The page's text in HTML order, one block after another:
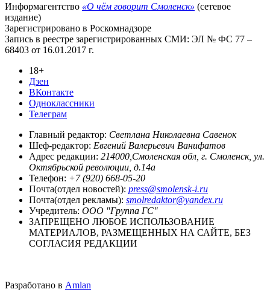
Информагентство «О чём говорит Смоленск» (сетевое
издание)
Зарегистрировано в Роскомнадзоре
Запись в реестре зарегистрированных СМИ: ЭЛ № ФС 77 –
68403 от 16.01.2017 г.
18+
Дзен
ВКонтакте
Одноклассники
Телеграм
Главный редактор: Светлана Николаевна Савенок
Шеф-редактор: Евгений Валерьевич Ванифатов
Адрес редакции: 214000,Смоленская обл, г. Смоленск, ул.
Октябрьской революции, д.14а
Телефон: +7 (920) 668-05-20
Почта(отдел новостей): press@smolensk-i.ru
Почта(отдел рекламы): smolredaktor@yandex.ru
Учредитель: ООО "Группа ГС"
ЗАПРЕЩЕНО ЛЮБОЕ ИСПОЛЬЗОВАНИЕ
МАТЕРИАЛОВ, РАЗМЕЩЕННЫХ НА САЙТЕ, БЕЗ
СОГЛАСИЯ РЕДАКЦИИ
Разработано в Amlan